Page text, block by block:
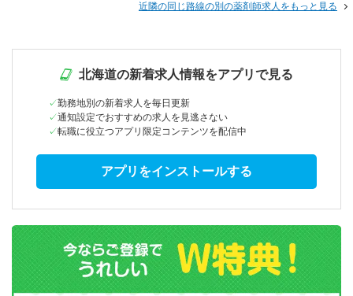
近隣の同じ路線の別の薬剤師求人をもっと見る
北海道の新着求人情報をアプリで見る
勤務地別の新着求人を毎日更新
通知設定でおすすめの求人を見逃さない
転職に役立つアプリ限定コンテンツを配信中
アプリをインストールする